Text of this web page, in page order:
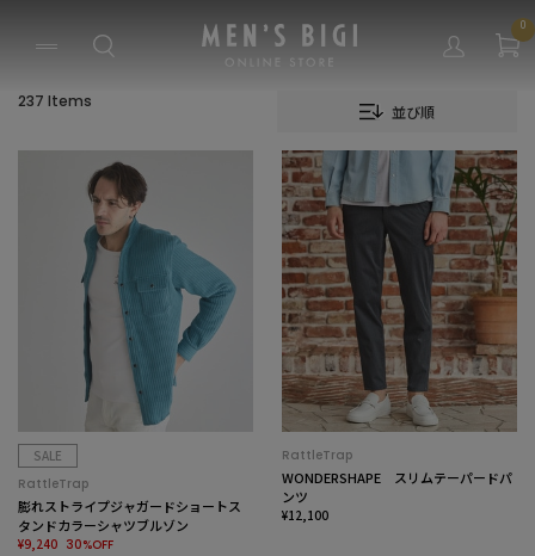
0
237 Items 並び順
SALE
RattleTrap
膨れストライプジャガードショートス
タンドカラーシャツブルゾン
¥9,240 30%OFF
RattleTrap
WONDERSHAPE スリムテーパードパ
ンツ
¥12,100